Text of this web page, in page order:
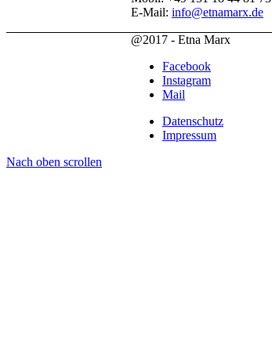
E-Mail: info@etnamarx.de
@2017 - Etna Marx
Facebook
Instagram
Mail
Datenschutz
Impressum
Nach oben scrollen